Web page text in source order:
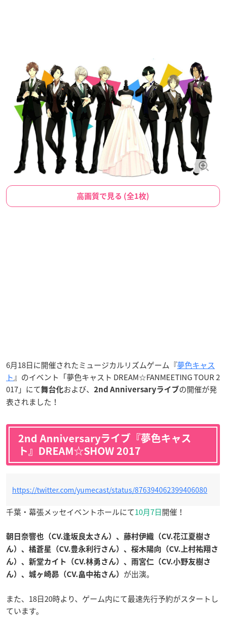
高画質で見る (全1枚)
6月18日に開催されたミュージカルリズムゲーム『夢色キャス
ト』のイベント「夢色キャスト DREAM☆FANMEETING TOUR 2
017」にて舞台化および、 2nd Anniversaryライブの開催が発
表されました！
2nd Anniversaryライブ『夢色キャス
ト』DREAM☆SHOW 2017
https://twitter.com/yumecast/status/876394062399406080
千葉・幕張メッセイベントホールにて10月7日開催！
朝日奈響也（CV.逢坂良太さん）、藤村伊織（CV.花江夏樹さ
ん）、橘蒼星（CV.豊永利行さん）、桜木陽向（CV.上村祐翔さ
ん）、新堂カイト（CV.林勇さん）、雨宮仁（CV.小野友樹さ
ん）、城ヶ崎昴（CV.畠中祐さん） が出演。
また、18日20時より、ゲーム内にて最速先行予約がスタートし
ています。